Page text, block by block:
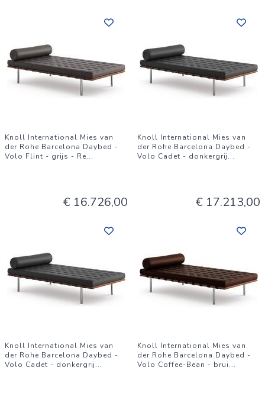
Knoll International Mies van
der Rohe Barcelona Daybed -
Volo Flint - grijs - Re...
€ 16.726,00
Knoll International Mies van
der Rohe Barcelona Daybed -
Volo Cadet - donkergrij...
€ 17.213,00
Knoll International Mies van
der Rohe Barcelona Daybed -
Volo Cadet - donkergrij...
Knoll International Mies van
der Rohe Barcelona Daybed -
Volo Coffee-Bean - brui...